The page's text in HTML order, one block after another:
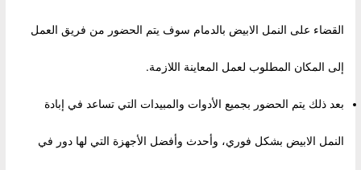
القضاء على النمل الابيض بالدمام سوف يتم الحضور من فريق العمل
إلى المكان المطلوب لعمل المعاينة اللازمة.
بعد ذلك يتم الحضور بجميع الأدوات والمبيدات التي تساعد في إبادة
النمل الابيض بشكل فوري، وأحدث وأفضل الأجهزة التي لها دور في